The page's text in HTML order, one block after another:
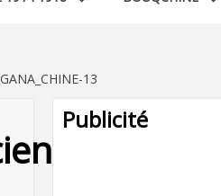
13
Publicité